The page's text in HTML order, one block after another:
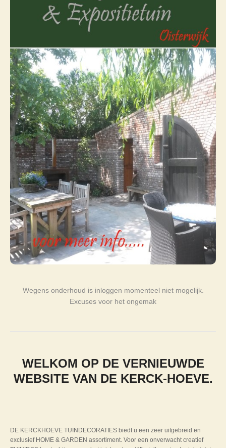
Wegens onderhoud is inloggen momenteel niet mogelijk.
Excuses voor het ongemak
WELKOM OP DE VERNIEUWDE
WEBSITE VAN DE KERCK-HOEVE.
DE KERCKHOEVE TUINDECORATIES biedt u een zeer uitgebreid en
exclusief HOME & GARDEN assortiment. Voor een onverwacht creatief